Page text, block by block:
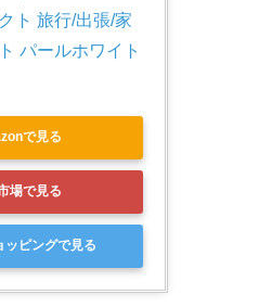
ト 旅行/出張/家
パールホワイト
で見る
場で見る
ッピングで見る